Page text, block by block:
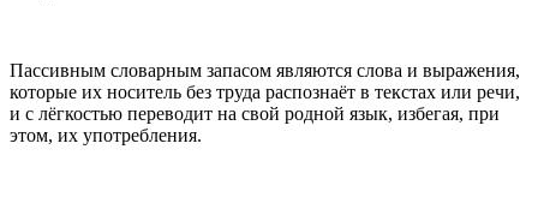
Пассивным словарным запасом являются слова и выражения,
которые их носитель без труда распознаёт в текстах или речи,
и с лёгкостью переводит на свой родной язык, избегая, при
этом, их употребления.